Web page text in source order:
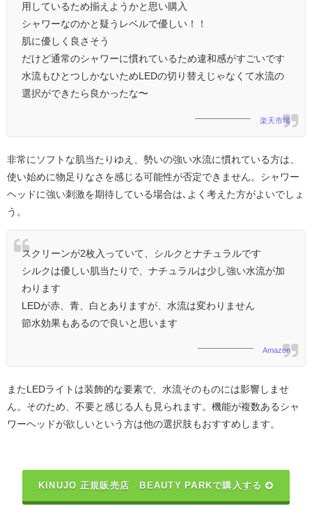
用しているため揃えようかと思い購入
シャワーなのかと疑うレベルで優しい！！
肌に優しく良さそう
だけど通常のシャワーに慣れているため違和感がすごいです
水流もひとつしかないためLEDの切り替えじゃなくて水流の
選択ができたら良かったな〜
楽天市場
非常にソフトな肌当たりゆえ、勢いの強い水流に慣れている方は、
使い始めに物足りなさを感じる可能性が否定できません。シャワー
ヘッドに強い刺激を期待している場合は､よく考えた方がよいでしょ
う。
スクリーンが2枚入っていて、シルクとナチュラルです
シルクは優しい肌当たりで、ナチュラルは少し強い水流が加
わります
LEDが赤、青、白とありますが、水流は変わりません
節水効果もあるので良いと思います
Amazon
またLEDライトは装飾的な要素で、水流そのものには影響しませ
ん。そのため、不要と感じる人も見られます。機能が複数あるシャ
ワーヘッドが欲しいという方は他の選択肢もおすすめします。
KINUJO 正規販売店 BEAUTY PARKで購入する